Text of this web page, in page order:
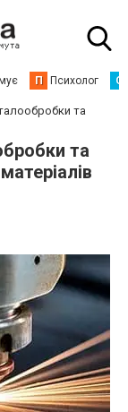
П Психолог С
та
та